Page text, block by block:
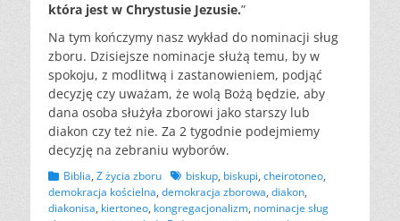
która jest w Chrystusie Jezusie.”
Na tym kończymy nasz wykład do nominacji sług
zboru. Dzisiejsze nominacje służą temu, by w
spokoju, z modlitwą i zastanowieniem, podjąć
decyzję czy uważam, że wolą Bożą będzie, aby
dana osoba służyła zborowi jako starszy lub
diakon czy też nie. Za 2 tygodnie podejmiemy
decyzję na zebraniu wyborów.
Kategorii
Biblia, Z życia zboru Tagówbiskup, biskupi, cheirotoneo,
demokracja kościelna, demokracja zborowa, diakon,
diakonisa, kiertoneo, kongregacjonalizm, nominacje sług